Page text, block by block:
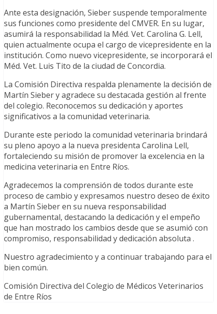
Ante esta designación, Sieber suspende temporalmente
sus funciones como presidente del CMVER. En su lugar,
asumirá la responsabilidad la Méd. Vet. Carolina G. Lell,
quien actualmente ocupa el cargo de vicepresidente en la
institución. Como nuevo vicepresidente, se incorporará el
Méd. Vet. Luis Tito de la ciudad de Concordia.
La Comisión Directiva respalda plenamente la decisión de
Martín Sieber y agradece su destacada gestión al frente
del colegio. Reconocemos su dedicación y aportes
significativos a la comunidad veterinaria.
Durante este periodo la comunidad veterinaria brindará
su pleno apoyo a la nueva presidenta Carolina Lell,
fortaleciendo su misión de promover la excelencia en la
medicina veterinaria en Entre Ríos.
Agradecemos la comprensión de todos durante este
proceso de cambio y expresamos nuestro deseo de éxito
a Martín Sieber en su nueva responsabilidad
gubernamental, destacando la dedicación y el empeño
que han mostrado los cambios desde que se asumió con
compromiso, responsabilidad y dedicación absoluta .
Nuestro agradecimiento y a continuar trabajando para el
bien común.
Comisión Directiva del Colegio de Médicos Veterinarios
de Entre Ríos